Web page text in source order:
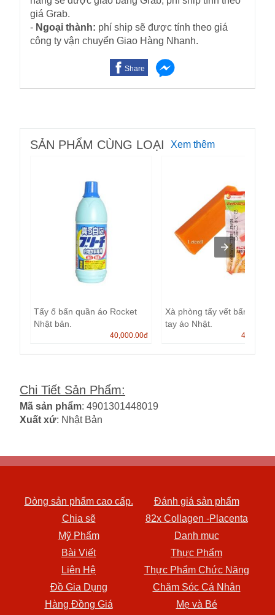
giá Grab.
- Ngoại thành: phí ship sẽ được tính theo giá
công ty vận chuyển Giao Hàng Nhanh.
Share
SẢN PHẨM CÙNG LOẠI Xem thêm
Tẩy ố bẩn quần áo Rocket
Nhật bản.
40,000.00đ
Xà phòng tẩy vết bẩn cổ áo,
tay áo Nhật.
45,000.00
Chi Tiết Sản Phẩm:
Mã sản phẩm: 4901301448019
Xuất xứ: Nhật Bản
Dòng sản phẩm cao cấp.
Đánh giá sản phẩm
Chia sẽ
82x Collagen -Placenta
Mỹ Phẩm
Danh mục
Bài Viết
Thực Phẩm
Liên Hệ
Thực Phẩm Chức Năng
Đồ Gia Dụng
Chăm Sóc Cá Nhân
Hàng Đồng Giá
Mẹ và Bé